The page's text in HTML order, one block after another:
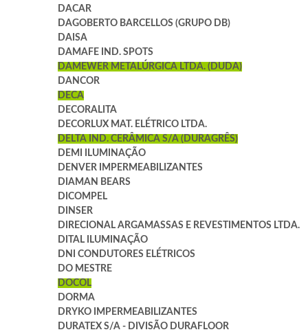
DACAR
DAGOBERTO BARCELLOS (GRUPO DB)
DAISA
DAMAFE IND. SPOTS
DAMEWER METALÚRGICA LTDA. (DUDA)
DANCOR
DECA
DECORALITA
DECORLUX MAT. ELÉTRICO LTDA.
DELTA IND. CERÂMICA S/A (DURAGRÊS)
DEMI ILUMINAÇÃO
DENVER IMPERMEABILIZANTES
DIAMAN BEARS
DICOMPEL
DINSER
DIRECIONAL ARGAMASSAS E REVESTIMENTOS LTDA.
DITAL ILUMINAÇÃO
DNI CONDUTORES ELÉTRICOS
DO MESTRE
DOCOL
DORMA
DRYKO IMPERMEABILIZANTES
DURATEX S/A - DIVISÃO DURAFLOOR